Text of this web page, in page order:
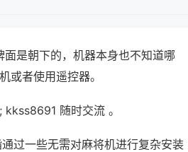
是朝下的，机器本身也不知道哪
或者使用遥控器。
随时交流 。
过一些无需对麻将机进行复杂安装